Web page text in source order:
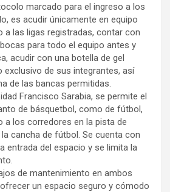
marcado para el ingreso a los
es acudir únicamente en equipo
a las ligas registradas, contar con
para todo el equipo antes y
acudir con una botella de gel
exclusivo de sus integrantes, así
de las bancas permitidas.
Francisco Sarabia, se permite el
de básquetbol, como de fútbol,
a los corredores en la pista de
cancha de fútbol. Se cuenta con
entrada del espacio y se limita la
de mantenimiento en ambos
un espacio seguro y cómodo